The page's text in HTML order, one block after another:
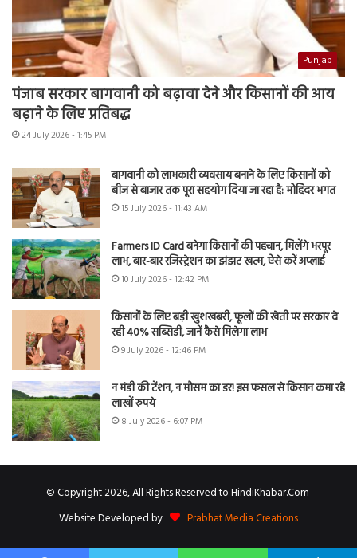
Punjab
पंजाब सरकार बागवानी को बढ़ावा देने और किसानों की आय
बढ़ाने के लिए प्रतिबद्ध
24 July 2026 - 1:45 PM
बागवानी को लाभकारी व्यवसाय बनाने के लिए किसानों को
बीज से बाजार तक पूरा सहयोग दिया जा रहा है: मोहिंदर भगत
15 July 2026 - 11:43 AM
Farmers ID Card बनेगा किसानों की पहचान, मिलेंगे भरपूर
लाभ, बार-बार रजिस्ट्रेशन का झंझट खत्म, ऐसे करें अप्लाई
10 July 2026 - 12:42 PM
किसानों के लिए बड़ी खुशखबरी, फूलों की खेती पर सरकार दे
रही 40% सब्सिडी, जानें कैसे मिलेगा लाभ
9 July 2026 - 12:46 PM
न मंडी की टेंशन, न मौसम का डर! इस फसल से किसान कमा रहे
लाखों रुपये
8 July 2026 - 6:07 PM
© Copyright 2026, All Rights Reserved to HindiKhabar.Com
Website Developed by
Prabhat Media Creations